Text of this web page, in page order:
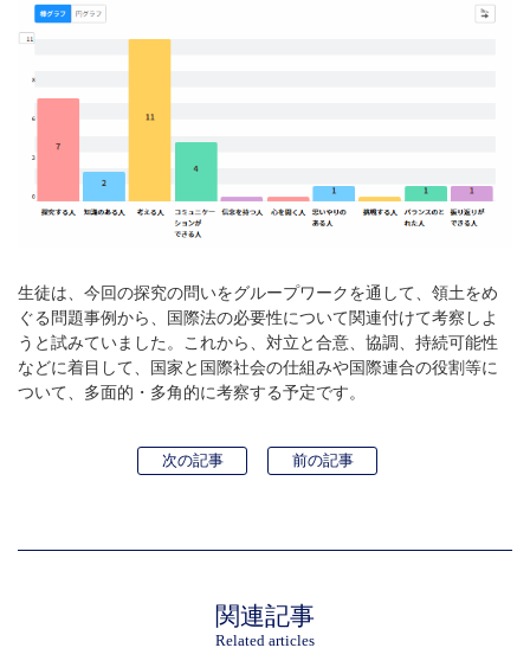
生徒は、今回の探究の問いをグループワークを通して、領土をめ
ぐる問題事例から、国際法の必要性について関連付けて考察しよ
うと試みていました。これから、対立と合意、協調、持続可能性
などに着目して、国家と国際社会の仕組みや国際連合の役割等に
ついて、多面的・多角的に考察する予定です。
次の記事 前の記事
関連記事
Related articles